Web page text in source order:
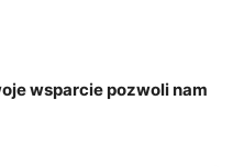
wsparcie pozwoli nam